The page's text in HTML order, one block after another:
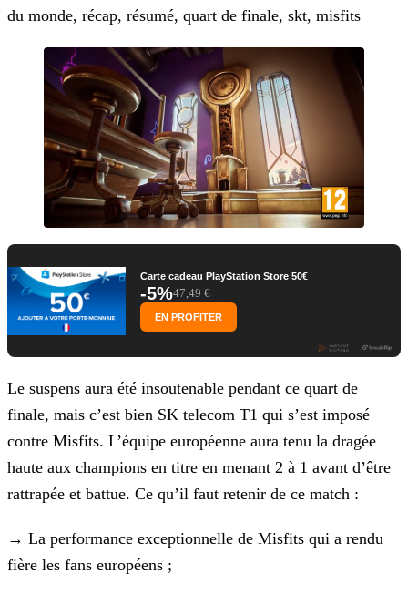
du monde, récap, résumé, quart de finale, skt, misfits
Carte cadeau PlayStation Store 50€
-5%47,49 €
EN PROFITER
Le suspens aura été insoutenable pendant ce quart de
finale, mais c’est bien SK telecom T1 qui s’est imposé
contre Misfits. L’équipe européenne aura tenu la dragée
haute aux champions en titre en menant 2 à 1 avant d’être
rattrapée et battue. Ce qu’il faut retenir de ce match :
→ La performance exceptionnelle de Misfits qui a rendu
fière les fans européens ;